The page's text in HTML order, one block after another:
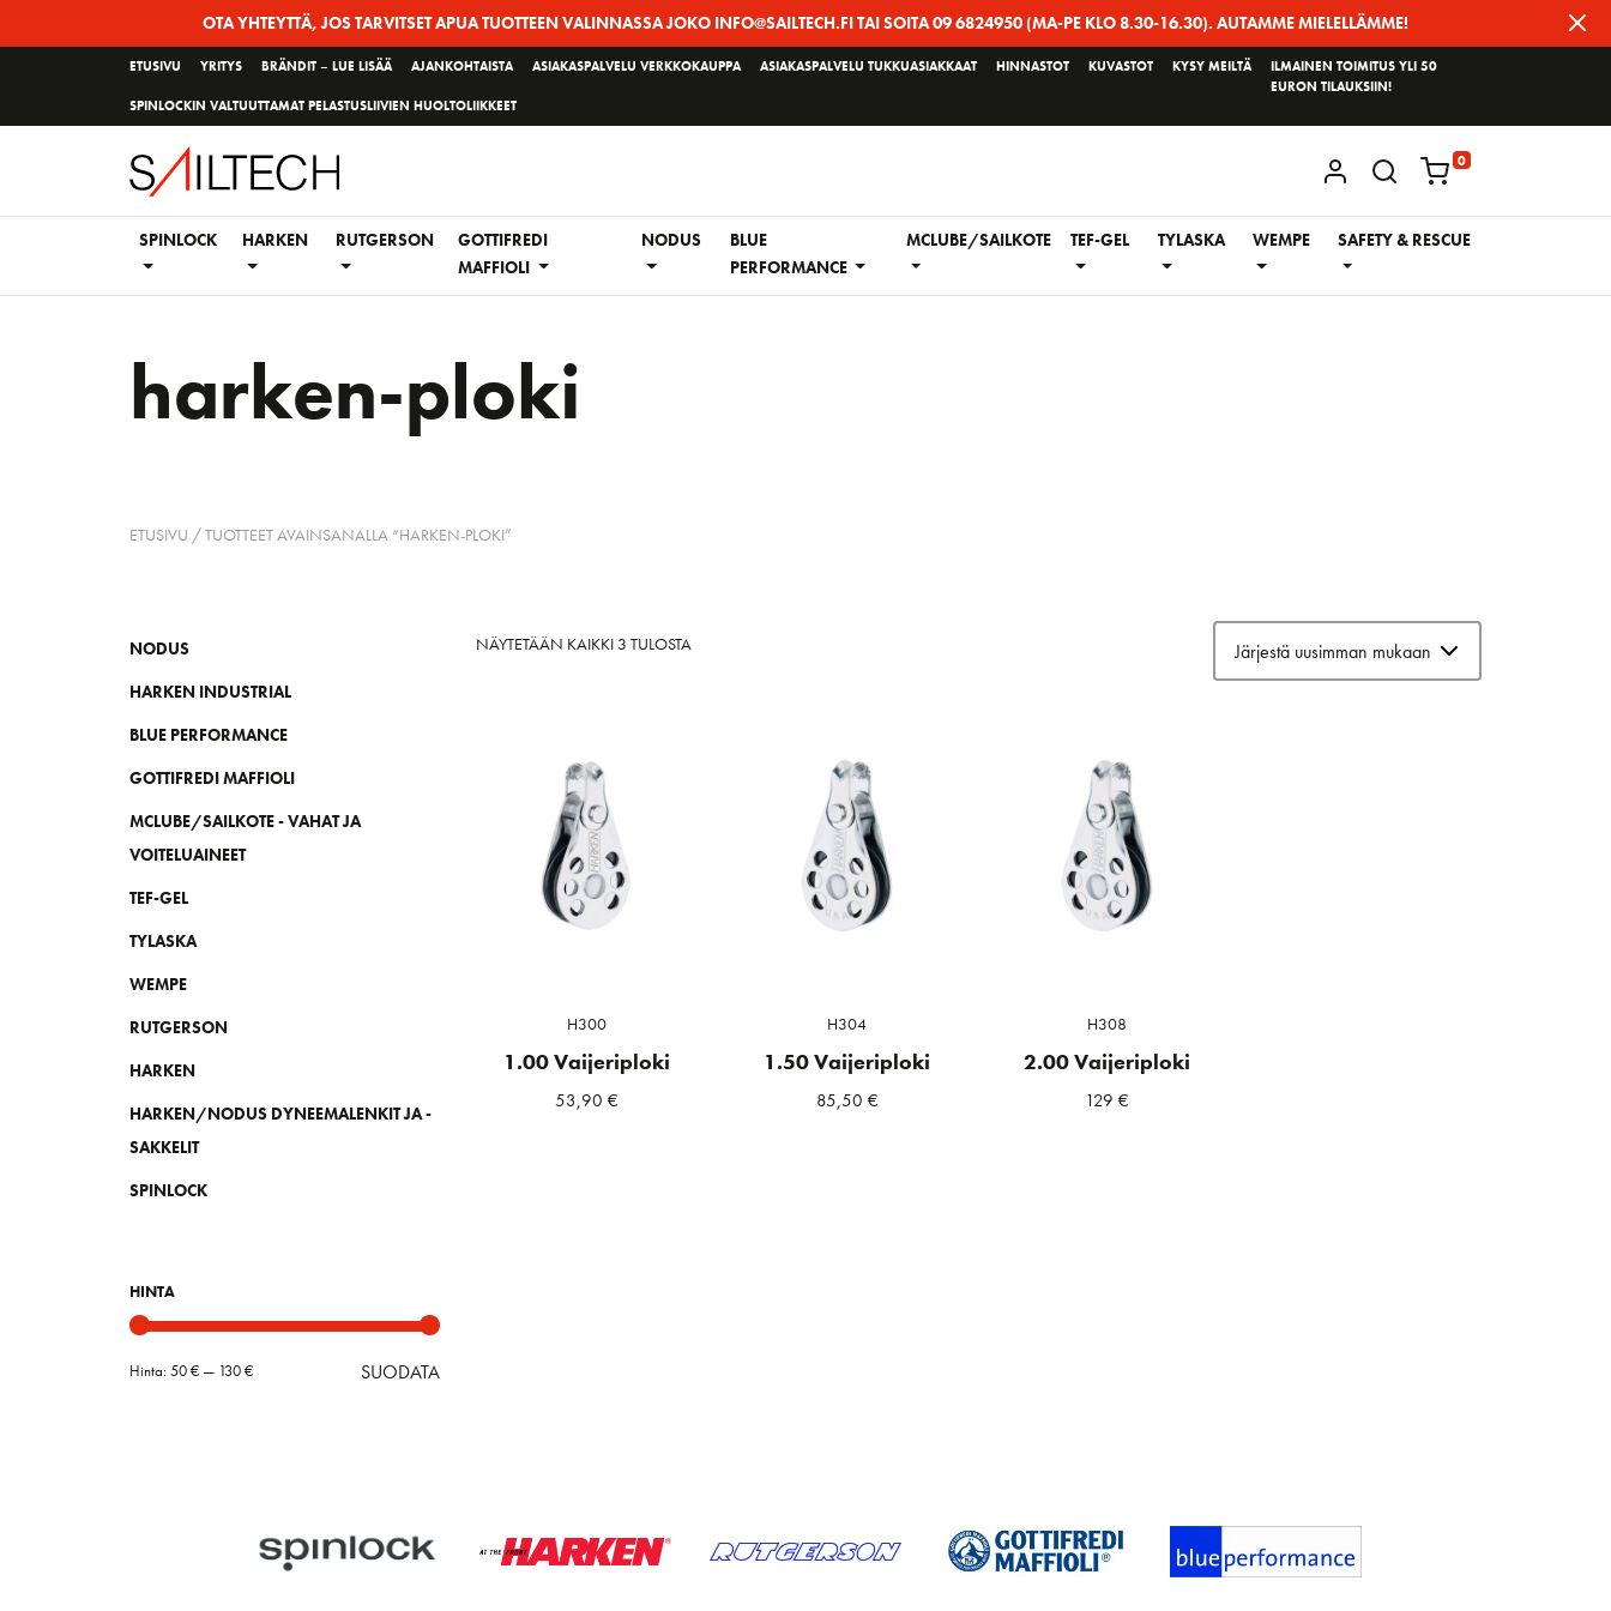
OTA YHTEYTTÄ, JOS TARVITSET APUA TUOTTEEN VALINNASSA JOKO INFO@SAILTECH.FI TAI SOITA 09 6824950 (MA-PE KLO 8.30-16.30). AUTAMME MIELELLÄMME!
ETUSIVU YRITYS BRÄNDIT – LUE LISÄÄ AJANKOHTAISTA ASIAKASPALVELU VERKKOKAUPPA ASIAKASPALVELU TUKKUASIAKKAAT HINNASTOT KUVASTOT KYSY MEILTÄ
SPINLOCKIN VALTUUTTAMAT PELASTUSLIIVIEN HUOLTOLIIKKEET
ILMAINEN TOIMITUS YLI 50
EURON TILAUKSIIN!
KIRJAUDU / REKISTERÖIDY
0
SPINLOCK HARKEN RUTGERSON
GOTTIFREDI
MAFFIOLI
NODUS
BLUE
PERFORMANCE
MCLUBE/SAILKOTE TEF-GEL TYLASKA WEMPE SAFETY & RESCUE
harken-ploki
ETUSIVU / TUOTTEET AVAINSANALLA “HARKEN-PLOKI”
NODUS
HARKEN INDUSTRIAL
BLUE PERFORMANCE
GOTTIFREDI MAFFIOLI
MCLUBE/SAILKOTE - VAHAT JA
VOITELUAINEET
TEF-GEL
TYLASKA
WEMPE
RUTGERSON
HARKEN
HARKEN/NODUS DYNEEMALENKIT JA -
SAKKELIT
SPINLOCK
HINTA
Minimihinta
Maksimihinta
SUODATA
Hinta: 50 €— 130 €
NÄYTETÄÄN KAIKKI 3 TULOSTA
H300
1.00 Vaijeriploki
53,90€
H304
1.50 Vaijeriploki
85,50 €
H308
2.00 Vaijeriploki
129€